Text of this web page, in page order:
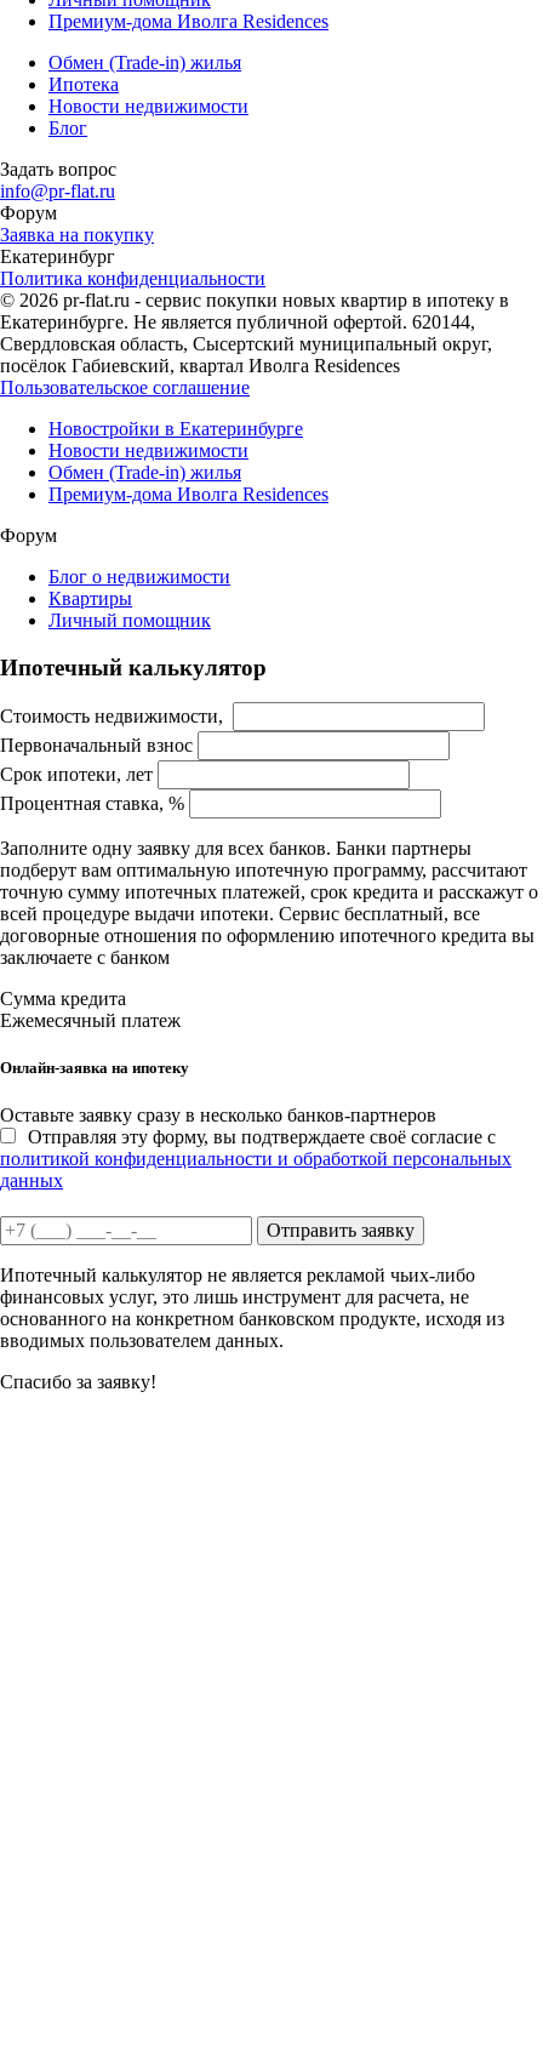
Премиум-дома Иволга Residences
Обмен (Trade-in) жилья
Ипотека
Новости недвижимости
Блог
Задать вопрос
info@pr-flat.ru
Форум
Заявка на покупку
Екатеринбург
Политика конфиденциальности
© 2026 pr-flat.ru - сервис покупки новых квартир в ипотеку в
Екатеринбурге. Не является публичной офертой. 620144,
Свердловская область, Сысертский муниципальный округ,
посёлок Габиевский, квартал Иволга Residences
Пользовательское соглашение
Новостройки в Екатеринбурге
Новости недвижимости
Обмен (Trade-in) жилья
Премиум-дома Иволга Residences
Форум
Блог о недвижимости
Квартиры
Личный помощник
Ипотечный калькулятор
Стоимость недвижимости,
Первоначальный взнос
Срок ипотеки, лет
Процентная ставка, %
Заполните одну заявку для всех банков. Банки партнеры
подберут вам оптимальную ипотечную программу, рассчитают
точную сумму ипотечных платежей, срок кредита и расскажут о
всей процедуре выдачи ипотеки. Сервис бесплатный, все
договорные отношения по оформлению ипотечного кредита вы
заключаете с банком
Сумма кредита
Ежемесячный платеж
Онлайн-заявка на ипотеку
Оставьте заявку сразу в несколько банков-партнеров
Отправляя эту форму, вы подтверждаете своё согласие с
политикой конфиденциальности и обработкой персональных
данных
Отправить заявку
Ипотечный калькулятор не является рекламой чьих-либо
финансовых услуг, это лишь инструмент для расчета, не
основанного на конкретном банковском продукте, исходя из
вводимых пользователем данных.
Спасибо за заявку!